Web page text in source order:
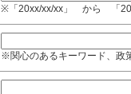
※「20xx/xx/xx」 から 「
※関心のあるキーワード、政